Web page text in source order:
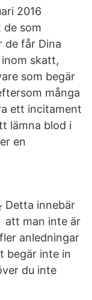
2016
som
de får Dina
skatt,
som begär
många
ett incitament
lämna blod i
en
Detta innebär
att man inte är
anledningar
begär inte in
du inte